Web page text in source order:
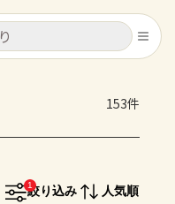
キャンセル
キャンセル
153件
1
絞り込み 人気順